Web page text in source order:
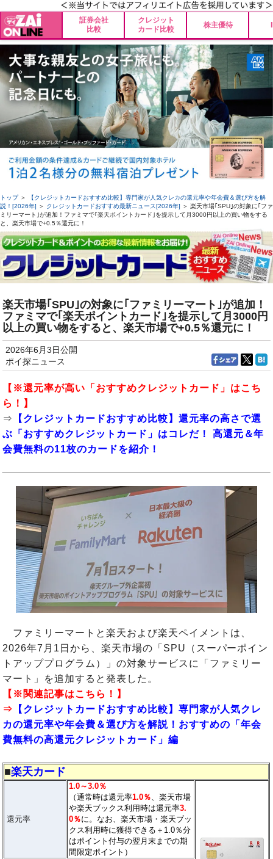
証券会社
比較
クレジット
カード比較
株主優待
トップ＞
【クレジットカードおすすめ比較】専門家が人気クレカの還元率や年会費＆選び方を解
説！[2026年] ＞ クレジットカードおすすめ最新ニュース[2026年] ＞ 楽天市場｢SPU｣の対象に｢ファ
ミリーマート｣が追加！ファミマで｢楽天ポイントカード｣を提示して月3000円以上の買い物をする
と、楽天市場で+0.5％還元に！
楽天市場｢SPU｣の対象に｢ファミリーマート｣が追加！
ファミマで｢楽天ポイントカード｣を提示して月3000円
以上の買い物をすると、楽天市場で+0.5％還元に！
2026年6月3日公開
ポイ探ニュース
【※還元率が高い「おすすめクレジットカード」はこち
ら！】
⇒
【クレジットカードおすすめ比較】還元率の高さで選
ぶ「おすすめクレジットカード」はコレだ！ 高還元＆年
会費無料の11枚のカードを紹介！
ファミリーマートと楽天および楽天ペイメントは、
2026年7月1日から、楽天市場の「SPU（スーパーポイン
トアッププログラム）」の対象サービスに「ファミリー
マート」を追加すると発表した。
【※関連記事はこちら！】
⇒ 【クレジットカードおすすめ比較】専門家が人気クレ
カの還元率や年会費＆選び方を解説！おすすめの「年会
費無料の高還元クレジットカード」編
■楽天カード
還元率
1.0～3.0％
（通常時は還元率1.0％ 、楽天市場
や楽天ブックス利用時は還元率3.
0％に。なお、楽天市場・楽天ブッ
クス利用時に獲得できる＋1.0％分
はポイント付与の翌月末までの期
間限定ポイント）